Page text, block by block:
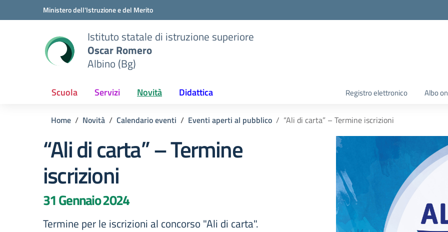
Vai ai contenuti
Vai al menu di navigazioneMinistero dell'Istruzione e del Merito
Istituto statale di istruzione superiore
Oscar Romero
Albino (Bg)
Scuola Servizi Novità Didattica Registro elettronico Albo
Home Novità Calendario eventi Eventi aperti al pubblico “Ali di carta” – Termine iscrizioni
“Ali di carta” – Termine
iscrizioni
31 Gennaio 2024
Termine per le iscrizioni al concorso "Ali di carta".